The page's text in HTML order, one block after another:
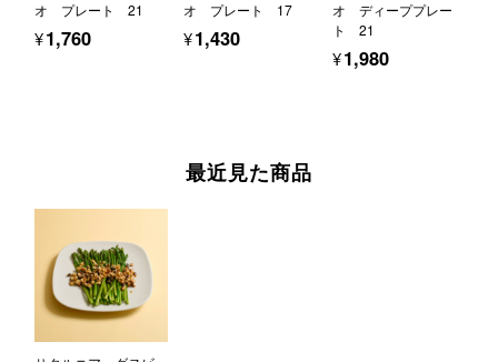
オ プレート 21
¥1,760
オ プレート 17
¥1,430
オ ディーププレー
ト 21
¥1,980
最近見た商品